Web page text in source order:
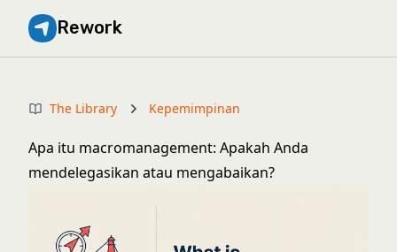
Rework
The Library Kepemimpinan
Apa itu macromanagement: Apakah Anda
mendelegasikan atau mengabaikan?